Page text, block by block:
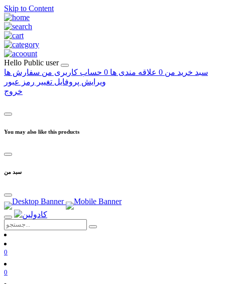
Skip to Content
Hello Public user
سبد خرید من 0 علاقه مندی ها 0 حساب کاربری من سفارش ها
ویرایش پروفایل تغییر رمز عبور
خروج
You may also like this products
سبد من
0
0